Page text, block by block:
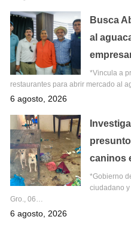
Busca
al
*Vincula a
restaurantes para abrir mercado al
6 agosto, 2026
caninos
*Gobierno
ciudadano
Gro., 06…
6 agosto, 2026